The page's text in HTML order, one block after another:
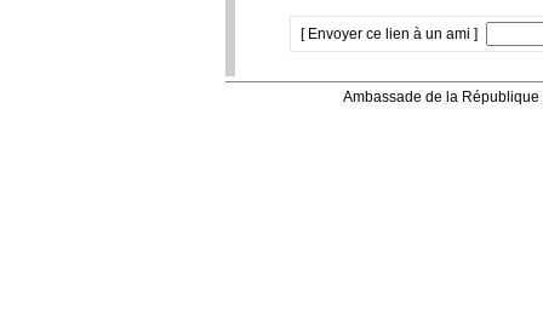
[ Envoyer ce lien à un ami ]
Ambassade de la